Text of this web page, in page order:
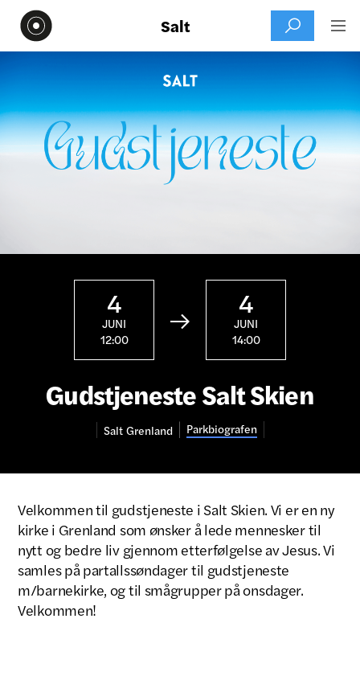
Salt  
4
JUNI
12:00

4
JUNI
14:00
Gudstjeneste Salt Skien
Salt Grenland Parkbiografen
Velkommen til gudstjeneste i Salt Skien. Vi er en ny
kirke i Grenland som ønsker å lede mennesker til
nytt og bedre liv gjennom etterfølgelse av Jesus. Vi
samles på partallssøndager til gudstjeneste
m/barnekirke, og til smågrupper på onsdager.
Velkommen!